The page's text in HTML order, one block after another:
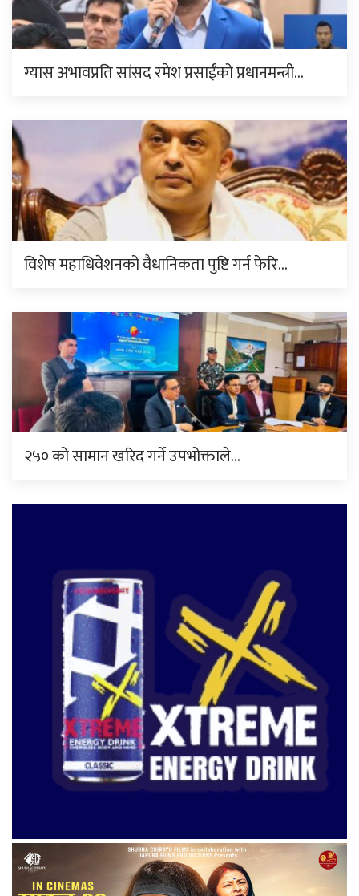
ग्यास अभावप्रति सांसद रमेश प्रसाईंको प्रधानमन्त्री…
विशेष महाधिवेशनको वैधानिकता पुष्टि गर्न फेरि…
२५० को सामान खरिद गर्ने उपभोक्ताले…